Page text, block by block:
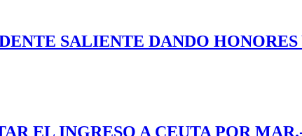
SALIENTE DANDO
EL INGRESO A CEUTA POR